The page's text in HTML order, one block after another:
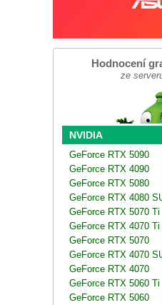
Hodnocení
ze
NVIDIA
GeForce RTX 5090
GeForce RTX 4090
GeForce RTX 5080
GeForce RTX 4080
GeForce RTX 5070 Ti
GeForce RTX 4070
GeForce RTX 5070
GeForce RTX 4070
GeForce RTX 4070
GeForce RTX 5060 Ti
GeForce RTX 5060